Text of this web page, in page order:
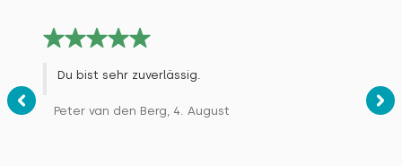
Du bist sehr zuverlässig.
Peter van den Berg, 4. August